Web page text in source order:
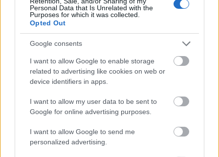
Personal Data that Is Unrelated with the
Purposes for which it was collected.
Opted Out
Google consents
I want to allow Google to enable storage
related to advertising like cookies on web or
device identifiers in apps.
I want to allow my user data to be sent to
Google for online advertising purposes.
I want to allow Google to send me
personalized advertising.